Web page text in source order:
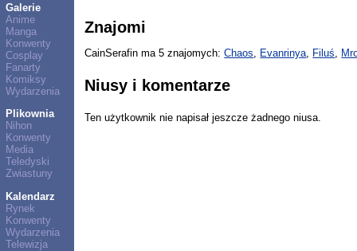
Galerie
Anime
Manga
Konwenty
Cosplay
Fanarty
Komiksy
Wydarzenia
Plikownia
Nihon
Konwenty
Media
Teledyski
Zwiastuny
Kalendarz
Rynek
Konwenty
Wydarzenia
Telewizja
Znajomi
CainSerafin ma 5 znajomych:Chaos, Evanrinya, Filuś,
Niusy i komentarze
Ten użytkownik nie napisał jeszcze żadnego niusa.